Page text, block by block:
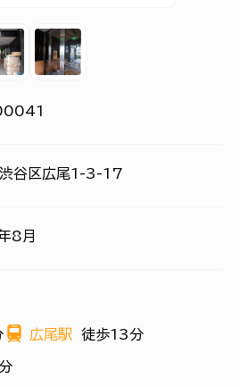
谷区広尾1-3-17
8月
広尾駅 徒歩13分